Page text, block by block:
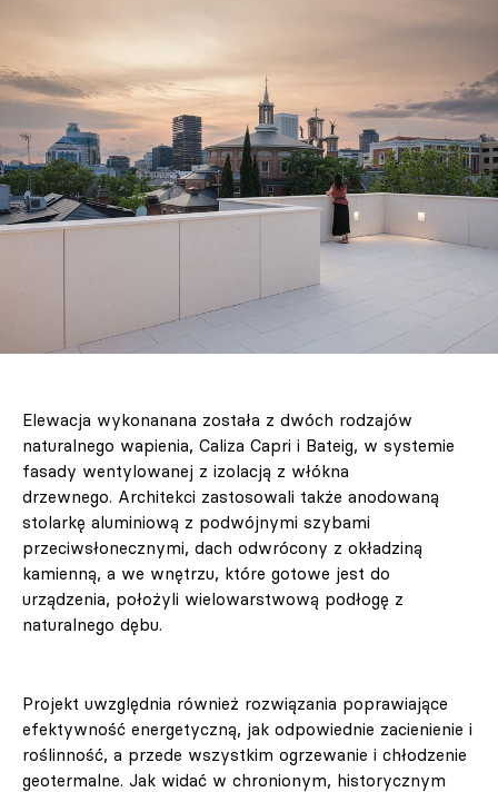
Elewacja wykonanana została z dwóch rodzajów
naturalnego wapienia, Caliza Capri i Bateig, w systemie
fasady wentylowanej z izolacją z włókna
drzewnego. Architekci zastosowali także anodowaną
stolarkę aluminiową z podwójnymi szybami
przeciwsłonecznymi, dach odwrócony z okładziną
kamienną, a we wnętrzu, które gotowe jest do
urządzenia, położyli wielowarstwową podłogę z
naturalnego dębu.
Projekt uwzględnia również rozwiązania poprawiające
efektywność energetyczną, jak odpowiednie zacienienie i
roślinność, a przede wszystkim ogrzewanie i chłodzenie
geotermalne. Jak widać w chronionym, historycznym